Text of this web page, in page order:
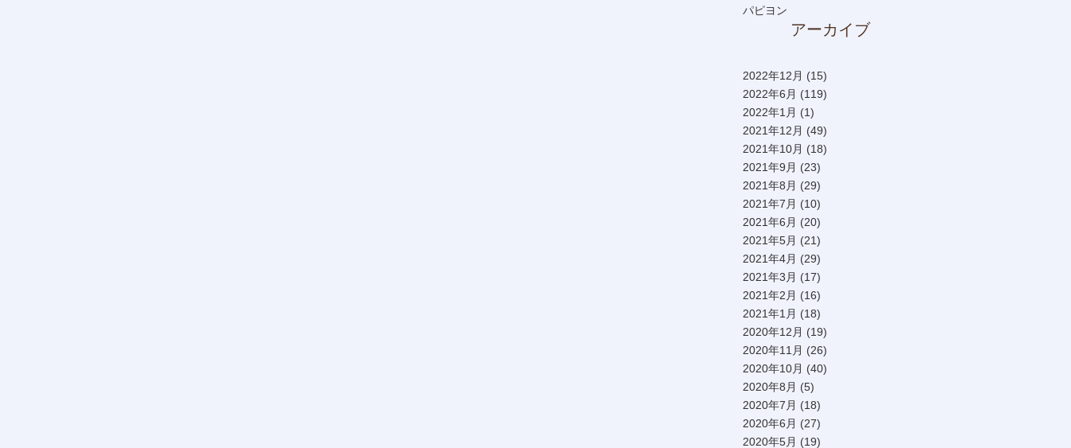
パピヨン
アーカイブ
2022年12月 (15)
2022年6月 (119)
2022年1月 (1)
2021年12月 (49)
2021年10月 (18)
2021年9月 (23)
2021年8月 (29)
2021年7月 (10)
2021年6月 (20)
2021年5月 (21)
2021年4月 (29)
2021年3月 (17)
2021年2月 (16)
2021年1月 (18)
2020年12月 (19)
2020年11月 (26)
2020年10月 (40)
2020年8月 (5)
2020年7月 (18)
2020年6月 (27)
2020年5月 (19)